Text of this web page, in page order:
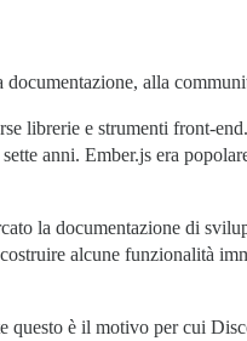
alla
librerie e strumenti front-
anni. Ember.js era
la documentazione di
alcune funzionalità
è il motivo per cui